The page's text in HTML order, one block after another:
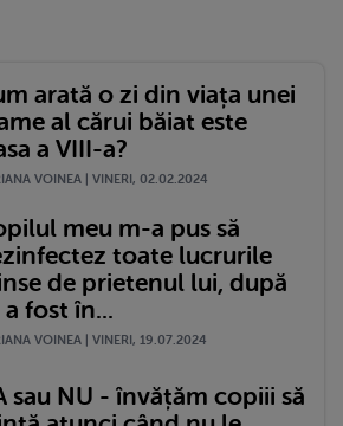
arată o zi din viața unei
al cărui băiat este
a VIII-a?
VOINEA | VINERI, 02.02.2024
meu m-a pus să
toate lucrurile
de prietenul lui, după
a fost în...
VOINEA | VINERI, 19.07.2024
sau NU - învățăm copiii să